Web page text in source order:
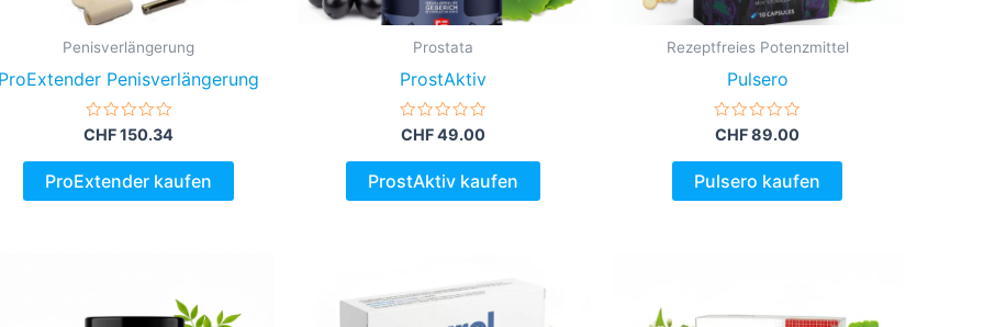
Penisverlängerung
ProExtender Penisverlängerung
Bewertet
mit
0
von
5
CHF150.34
ProExtender kaufen
Prostata
ProstAktiv
Bewertet
mit
0
von
5
CHF49.00
ProstAktiv kaufen
Rezeptfreies Potenzmittel
Pulsero
Bewertet
mit
0
von
5
CHF89.00
Pulsero kaufen